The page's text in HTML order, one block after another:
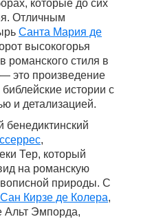
которые до сих
Отличным
Санта Мария де
высокогорья
романского стиля в
это произведение
истории с
и детализацией.
бенедиктинский
,
Тер, который
на романскую
природы. С
Кирзе де Колера,
Альт Эмпорда,